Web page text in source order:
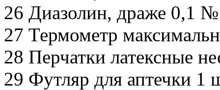
26 Диазолин, драже 0,1
27 Термометр
28 Перчатки латексные
29 Футляр для аптечки 1